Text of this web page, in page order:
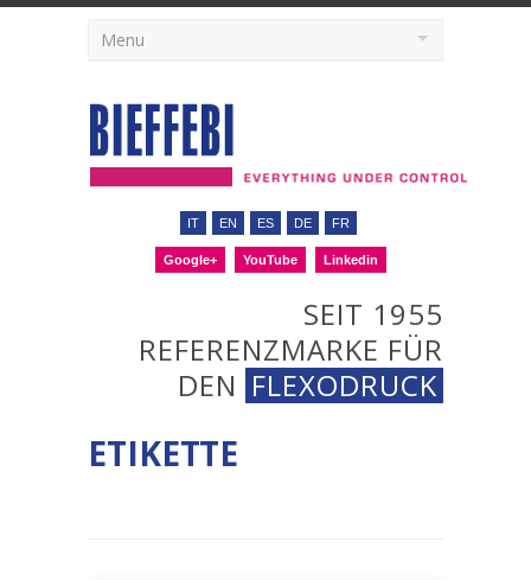
Menu
IT EN ES DE FR
Google+ YouTube Linkedin
SEIT 1955
REFERENZMARKE FÜR
DEN FLEXODRUCK
ETIKETTE